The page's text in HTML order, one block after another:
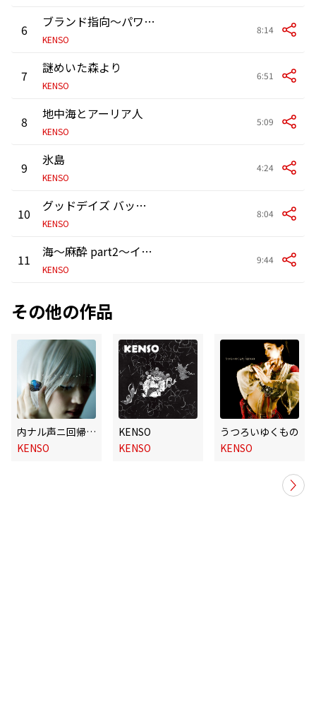
6 ブランド指向～パワー・オブ・ザ・グローリー～美深
KENSO
8:14
7 謎めいた森より
KENSO
6:51
8 地中海とアーリア人
KENSO
5:09
9 氷島
KENSO
4:24
10 グッドデイズ バッドデイズ
KENSO
8:04
11 海～麻酔 part2～インスマウスの影
KENSO
9:44
その他の作品
内ナル声ニ回帰セヨ
KENSO
KENSO
KENSO
うつろいゆくもの
KENSO